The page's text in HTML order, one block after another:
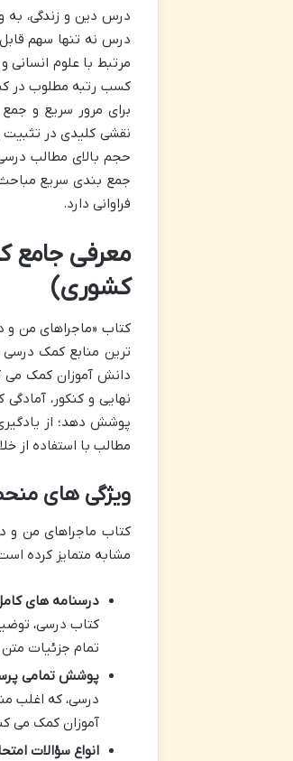
درس دین و زندگی، به
درس نه تنها سهم
مرتبط با علوم انسانی
کسب رتبه مطلوب در
برای مرور سریع و
نقشی کلیدی در تثبیت
حجم بالای مطالب
جمع بندی سریع مباحث
فراوانی دارد.
کشوری)
ترین منابع کمک درسی
دانش آموزان کمک می
نهایی و کنکور،
پوشش دهد؛ از
مطالب با استفاده از
ویژگی های
کتاب ماجراهای من و
مشابه متمایز کرده
درسنامه های
کتاب درسی،
تمام جزئیات
پوشش تمامی
درسی، که اغلب
آموزان کمک می
انواع سؤالات